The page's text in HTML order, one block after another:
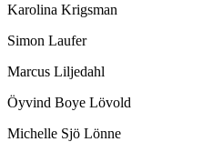
Karolina Krigsman
Simon Laufer
Marcus Liljedahl
Öyvind Boye Lövold
Michelle Sjö Lönne